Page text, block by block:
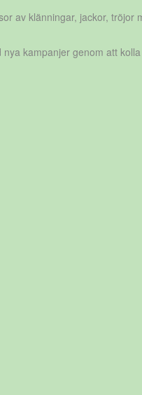
av klänningar, jackor, tröjor
kampanjer genom att